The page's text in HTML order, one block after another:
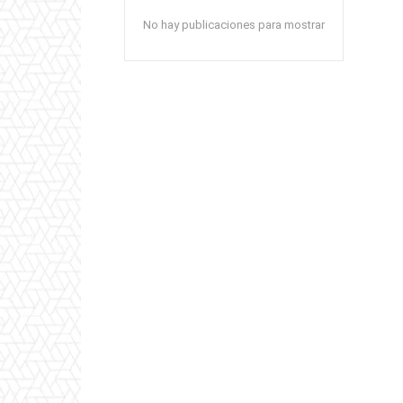
No hay publicaciones para mostrar